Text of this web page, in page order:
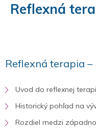
Reflexná
Reflexná terapia –
Uvod do reflexnej
Historický pohľad na
Rozdiel medzi